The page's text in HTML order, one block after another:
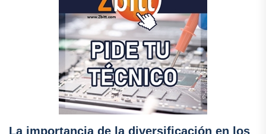
La importancia de la diversificación en los